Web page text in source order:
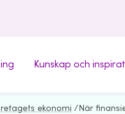
Kunskap och
ekonomi /